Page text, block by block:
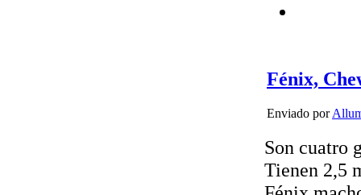
Fénix,
Enviado por
Son cuatro
Tienen 2,5